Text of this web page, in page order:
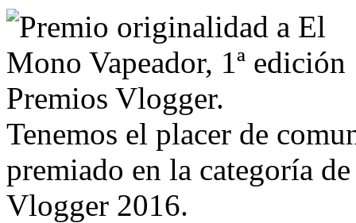
Tenemos el placer de
premiado en la categoría
Vlogger 2016.